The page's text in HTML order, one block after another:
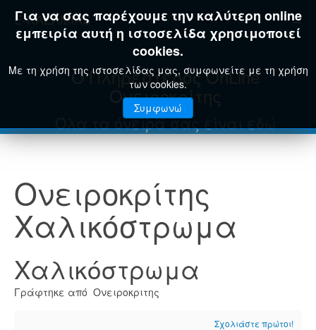
E-KAZAMIAS
Για να σας παρέχουμε την καλύτερη online
εμπειρία αυτή η ιστοσελίδα χρησιμοποιεί
cookies.
Με τη χρήση της ιστοσελίδας μας, συμφωνείτε με τη χρήση
των cookies.
Συμφωνώ
Ο Πληρέστερος OnLine
Ονειροκρίτης
Όλα τα όνειρά σας είναι εδώ
Ονειροκρίτης
Χαλικόστρωμα
Χαλικόστρωμα
Γράφτηκε από Ονειροκριτης
Σχολιάστε πρώτοι!